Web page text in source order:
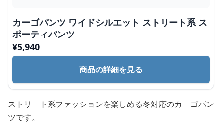
カーゴパンツ ワイドシルエット ストリート系 ス
ポーティパンツ
¥5,940
商品の詳細を見る
ストリート系ファッションを楽しめる冬対応のカーゴパン
ツです。